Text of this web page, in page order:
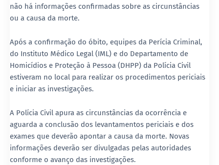
não há informações confirmadas sobre as circunstâncias
ou a causa da morte.
Após a confirmação do óbito, equipes da Perícia Criminal,
do Instituto Médico Legal (IML) e do Departamento de
Homicídios e Proteção à Pessoa (DHPP) da Polícia Civil
estiveram no local para realizar os procedimentos periciais
e iniciar as investigações.
A Polícia Civil apura as circunstâncias da ocorrência e
aguarda a conclusão dos levantamentos periciais e dos
exames que deverão apontar a causa da morte. Novas
informações deverão ser divulgadas pelas autoridades
conforme o avanço das investigações.